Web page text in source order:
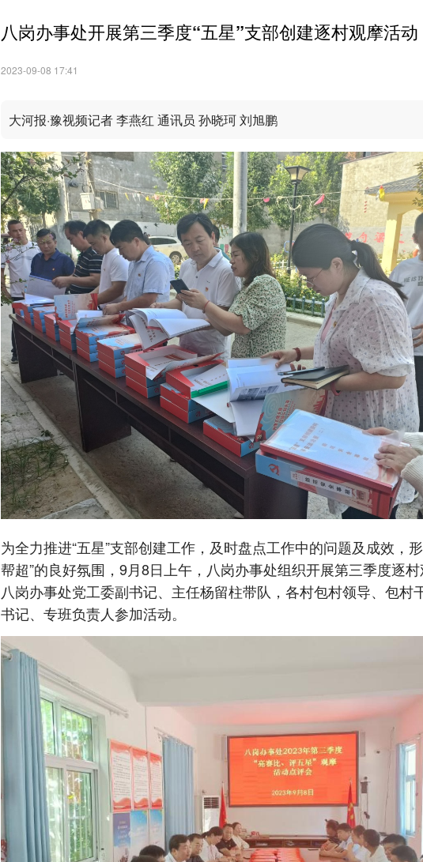
八岗办事处开展第三季度“五星”支部创建逐村观摩活动
2023-09-08 17:41
大河报·豫视频记者 李燕红 通讯员 孙晓珂 刘旭鹏
为全力推进“五星”支部创建工作，及时盘点工作中的问题及成效，
帮超”的良好氛围，9月8日上午，八岗办事处组织开展第三季度逐
八岗办事处党工委副书记、主任杨留柱带队，各村包村领导、包村
书记、专班负责人参加活动。